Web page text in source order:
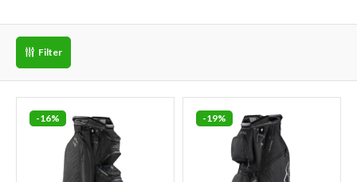
Filter
-16% -19%